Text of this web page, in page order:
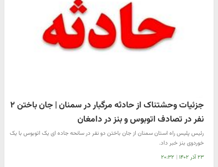
جزئیات وحشتناک از حادثه مرگبار در سمنان | جان باختن ۲
نفر در تصادف اتوبوس و بنز در دامغان
رئیس پلیس راه استان سمنان از جان باختن دو نفر در سانحه جاده ای یک اتوبوس با یک
خوردوی بنز خبر داد.
۲۳ آذر ۱۴۰۲ | ۲۰:۳۲